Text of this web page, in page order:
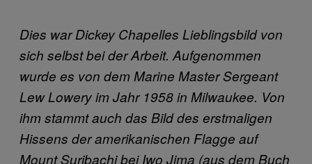
Dies war Dickey Chapelles Lieblingsbild von
sich selbst bei der Arbeit. Aufgenommen
wurde es von dem Marine Master Sergeant
Lew Lowery im Jahr 1958 in Milwaukee. Von
ihm stammt auch das Bild des erstmaligen
Hissens der amerikanischen Flagge auf
Mount Suribachi bei Iwo Jima (aus dem Buch